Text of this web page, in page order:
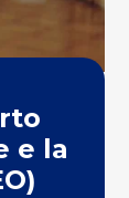
e la